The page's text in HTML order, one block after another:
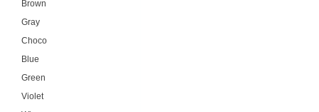
Brown
Gray
Choco
Blue
Green
Violet